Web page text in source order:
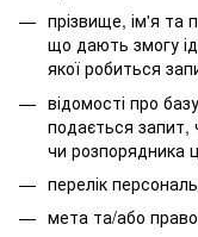
прізвище, ім'я та
що дають змогу
якої робиться
відомості про
подається запит,
чи розпорядника
перелік
мета та/або